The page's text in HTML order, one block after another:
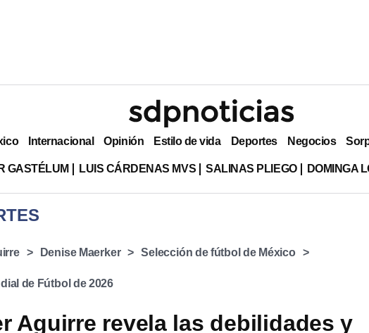
Internacional Opinión Estilo de vida Deportes Negocios
GASTÉLUM LUIS CÁRDENAS MVS SALINAS PLIEGO DOMINGA
Denise Maerker Selección de fútbol de México
de Fútbol de 2026
Aguirre revela las debilidades y